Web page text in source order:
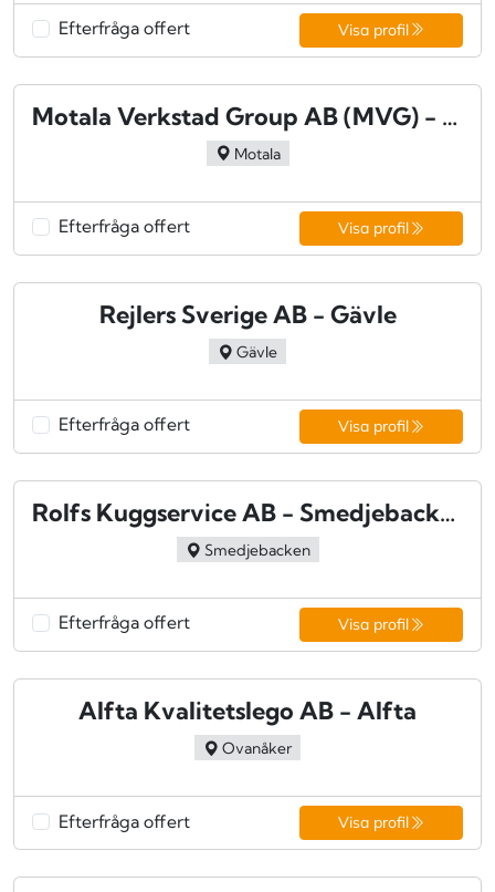
Efterfråga offert Visa profil
Motala Verkstad Group AB (MVG) - Motala
Motala
Efterfråga offert Visa profil
Rejlers Sverige AB - Gävle
Gävle
Efterfråga offert Visa profil
Rolfs Kuggservice AB - Smedjebacken
Smedjebacken
Efterfråga offert Visa profil
Alfta Kvalitetslego AB - Alfta
Ovanåker
Efterfråga offert Visa profil